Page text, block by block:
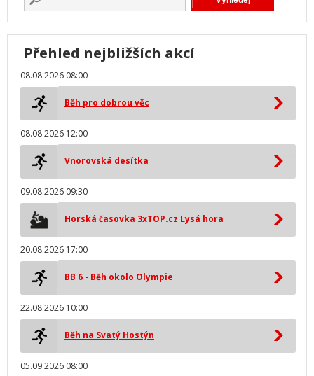
Přehled nejbližších akcí
08.08.2026 08:00
Běh pro dobrou věc
08.08.2026 12:00
Vnorovská desítka
09.08.2026 09:30
Horská časovka 3xTOP.cz Lysá hora
20.08.2026 17:00
BB 6 - Běh okolo Olympie
22.08.2026 10:00
Běh na Svatý Hostýn
05.09.2026 08:00